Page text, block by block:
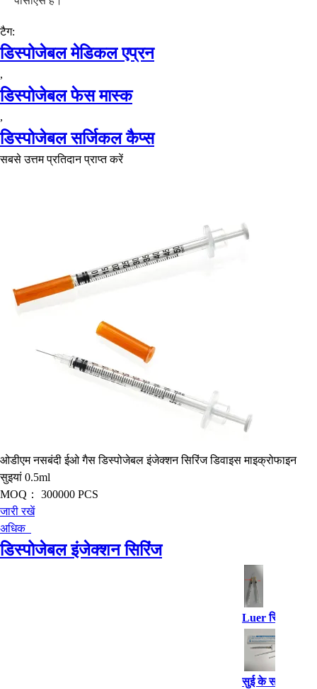
टैग:
डिस्पोजेबल मेडिकल एप्रन
,
डिस्पोजेबल फेस मास्क
,
डिस्पोजेबल सर्जिकल कैप्स
सबसे उत्तम प्रतिदान प्राप्त करें
ओडीएम नसबंदी ईओ गैस डिस्पोजेबल इंजेक्शन सिरिंज डिवाइस माइक्रोफाइन
सुइयां 0.5ml
MOQ：
300000 PCS
जारी रखें
अधिक
डिस्पोजेबल इंजेक्शन सिरिंज
Luer स्लिप
सुई के साथ 1ML